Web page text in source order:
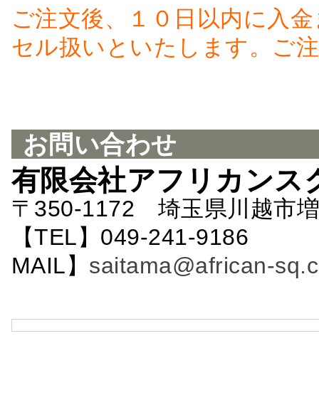
ご注文後、１０日以内に入
セル扱いといたします。ご
お問い合わせ
有限会社アフリカンス
〒350-1172 埼玉県川越市
【TEL】049-241-
MAIL】 saitama@african-